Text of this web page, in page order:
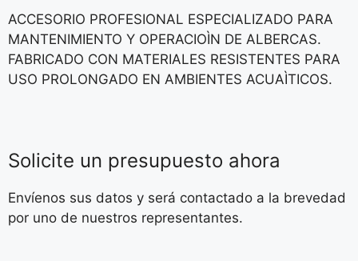
ACCESORIO PROFESIONAL ESPECIALIZADO PARA
MANTENIMIENTO Y OPERACIOÌN DE ALBERCAS.
FABRICADO CON MATERIALES RESISTENTES PARA
USO PROLONGADO EN AMBIENTES ACUAÌTICOS.
Solicite un presupuesto ahora
Envíenos sus datos y será contactado a la brevedad
por uno de nuestros representantes.